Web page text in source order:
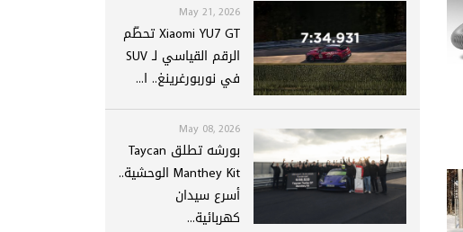
May 21, 2026
Xiaomi YU7 GT تحطّم
الرقم القياسي لـ SUV
في نوربورغرينغ.. ا...
May 08, 2026
بورشه تطلق Taycan
Manthey Kit الوحشية..
أسرع سيدان
كهربائية...